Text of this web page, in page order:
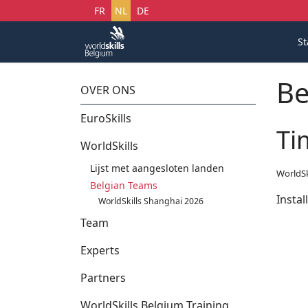
Selecteer uw taal
FR NL DE
OVER ONS
EuroSkills
WorldSkills
Lijst met aangesloten landen
Belgian Teams
WorldSkills Shanghai 2026
Team
Experts
Partners